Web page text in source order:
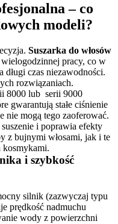
– co
modeli?
Suszarka do włosów
pracy, co w
długi czas niezawodności.
rozwiązaniach.
8000 lub  serii 9000
gwarantują stałe ciśnienie
nie mogą tego zaoferować.
suszenie i poprawia efekty
z bujnymi włosami, jak i te
i szybkość
silnik (zazwyczaj typu
prędkość nadmuchu
wody z powierzchni